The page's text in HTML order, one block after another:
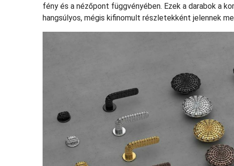
fény és a nézőpont függvényében. Ezek a darabok a
hangsúlyos, mégis kifinomult részletekként jelennek